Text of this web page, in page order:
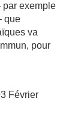
par exemple
que
va
pour
Février